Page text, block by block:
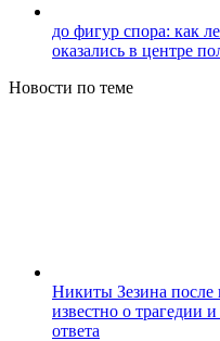
до фигур спора: как
оказались в центре
Новости по теме
Никиты Зезина после
известно о трагедии
ответа